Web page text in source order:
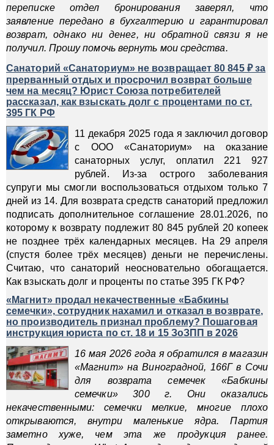
переписке отдел бронирования заверял, что
заявление передано в бухгалтерию и гарантировал
возврат, однако ни денег, ни обратной связи я не
получил. Прошу помочь вернуть мои средства.
Санаторий «Санаториум» не возвращает 80 845 ₽ за
прерванный отдых и просрочил возврат больше
чем на месяц? Юрист Союза потребителей
рассказал, как взыскать долг с процентами по ст.
395 ГК РФ
11 декабря 2025 года я заключил договор
с ООО «Санаториум» на оказание
санаторных услуг, оплатил 221 927
рублей. Из-за острого заболевания
супруги мы смогли воспользоваться отдыхом только 7
дней из 14. Для возврата средств санаторий предложил
подписать дополнительное соглашение 28.01.2026, по
которому к возврату подлежит 80 845 рублей 20 копеек
не позднее трёх календарных месяцев. На 29 апреля
(спустя более трёх месяцев) деньги не перечислены.
Считаю, что санаторий неосновательно обогащается.
Как взыскать долг и проценты по статье 395 ГК РФ?
«Магнит» продал некачественные «Бабкины
семечки», сотрудник нахамил и отказал в возврате,
но производитель признал проблему? Пошаговая
инструкция юриста по ст. 18 и 15 ЗоЗПП в 2026
16 мая 2026 года я обратился в магазин
«Магнит» на Виноградной, 166Г в Сочи
для возврата семечек «Бабкины
семечки» 300 г. Они оказались
некачественными: семечки мелкие, многие плохо
открываются, внутри маленькие ядра. Партия
заметно хуже, чем эта же продукция ранее.